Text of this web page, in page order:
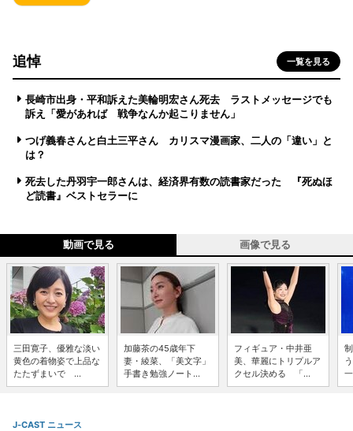
追悼 一覧を見る
長崎市出身・平和訴えた美輪明宏さん死去 ラストメッセージでも
訴え「愛があれば 戦争なんか起こりません」
つげ義春さんと白土三平さん カリスマ漫画家、二人の「違い」と
は？
死去した丹羽宇一郎さんは、経済界有数の読書家だった 『死ぬほ
ど読書』ベストセラーに
動画で見る 画像で見る
三田寛子、優雅な淡い
黄色の着物姿で上品な
たたずまいで ...
加藤茶の45歳年下
妻・綾菜、「美文字」
手書き勉強ノート...
フィギュア・中井亜
美、華麗にトリプルア
クセル決める 「...
J-CAST ニュース